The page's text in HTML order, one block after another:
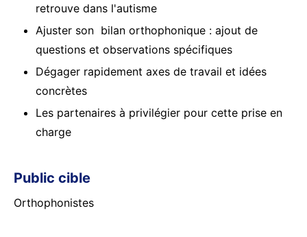
retrouve dans l'autisme
Ajuster son bilan orthophonique : ajout de
questions et observations spécifiques
Dégager rapidement axes de travail et idées
concrètes
Les partenaires à privilégier pour cette prise en
charge
Public cible
Orthophonistes